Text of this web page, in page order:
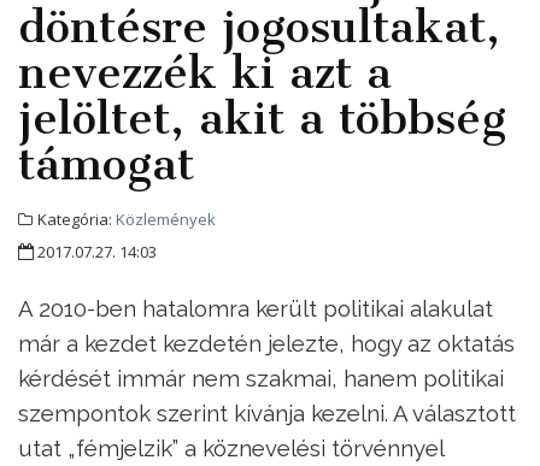
döntésre jogosultakat,
nevezzék ki azt a
jelöltet, akit a többség
támogat
Kategória: Közlemények
2017.07.27. 14:03
A 2010-ben hatalomra került politikai alakulat
már a kezdet kezdetén jelezte, hogy az oktatás
kérdését immár nem szakmai, hanem politikai
szempontok szerint kívánja kezelni. A választott
utat „fémjelzik” a köznevelési törvénnyel